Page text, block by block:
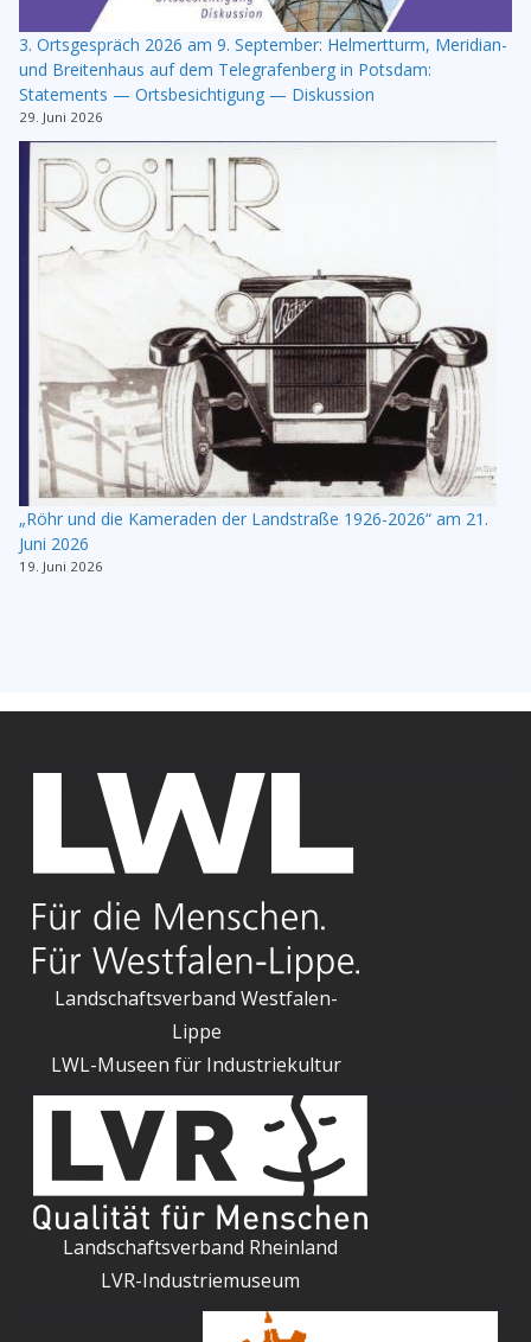
3. Ortsgespräch 2026 am 9. September: Helmertturm, Meridian-
und Breitenhaus auf dem Telegrafenberg in Potsdam:
Statements — Ortsbesichtigung — Diskussion
29. Juni 2026
„Röhr und die Kameraden der Landstraße 1926-2026“ am 21.
Juni 2026
19. Juni 2026
Landschaftsverband Westfalen-
Lippe
LWL-Museen für Industriekultur
Landschaftsverband Rheinland
LVR-Industriemuseum